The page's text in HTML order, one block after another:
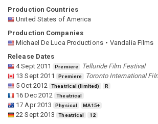
Production Countries
United States of America
Production Companies
Michael De Luca Productions
Vandalia Films
Release Dates
4 Sept 2011
Premiere
Telluride Film Festival
13 Sept 2011
Premiere
Toronto International
5 Oct 2012
Theatrical (limited) R
16 Dec 2012 Theatrical
17 Apr 2013 Physical MA15+
22 Sept 2013 Theatrical 12